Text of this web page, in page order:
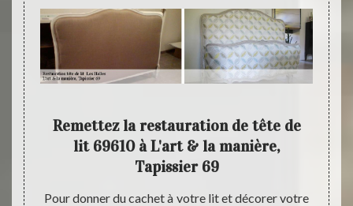
votre
une
Remettez la restauration de tête de
lit 69610 à L'art & la manière,
Tapissier 69
Pour donner du cachet à votre lit et décorer votre
Un